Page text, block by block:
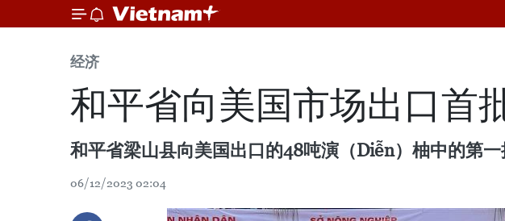
经济
和平省向美国市场出口首
和平省梁山县向美国出口的48吨演（Diễn）柚中的第
06/12/2023 02:04